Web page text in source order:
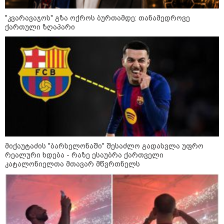
კატეგორიები
"კვარავაჯოს" გზა ოქროს ბურთამდე: თანამედროვე
ქართული ზღაპარი
მიქაუტაძის "ბარსელონაში" შესაძლო გადასვლა უფრო
რეალური ხდება - რაზე ესაუბრა ქართველი
კატალონიელთა მთავარ მწვრთნელს